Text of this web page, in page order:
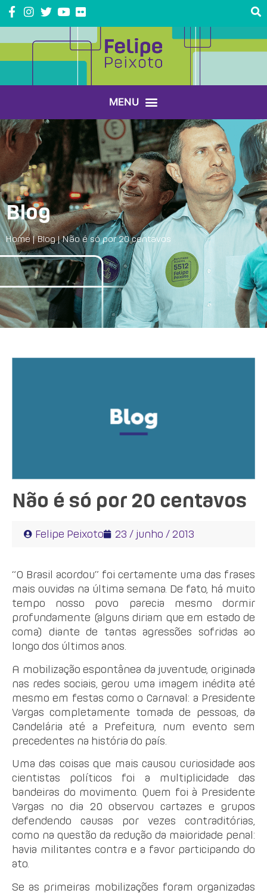
Blog
Home|Blog|Não é só por 20 centavos
Não é só por 20 centavos
Felipe Peixoto 23 / junho / 2013
“O Brasil acordou” foi certamente uma das frases
mais ouvidas na última semana. De fato, há muito
tempo nosso povo parecia mesmo dormir
profundamente (alguns diriam que em estado de
coma) diante de tantas agressões sofridas ao
longo dos últimos anos.
A mobilização espontânea da juventude, originada
nas redes sociais, gerou uma imagem inédita até
mesmo em festas como o Carnaval: a Presidente
Vargas completamente tomada de pessoas, da
Candelária até a Prefeitura, num evento sem
precedentes na história do país.
Uma das coisas que mais causou curiosidade aos
cientistas políticos foi a multiplicidade das
bandeiras do movimento. Quem foi à Presidente
Vargas no dia 20 observou cartazes e grupos
defendendo causas por vezes contraditórias,
como na questão da redução da maioridade penal:
havia militantes contra e a favor participando do
ato.
Se as primeiras mobilizações foram organizadas